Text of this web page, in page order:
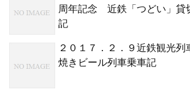
周年記念 近鉄「つどい」貸
記
２０１７．２．９近鉄観光列
焼きビール列車乗車記